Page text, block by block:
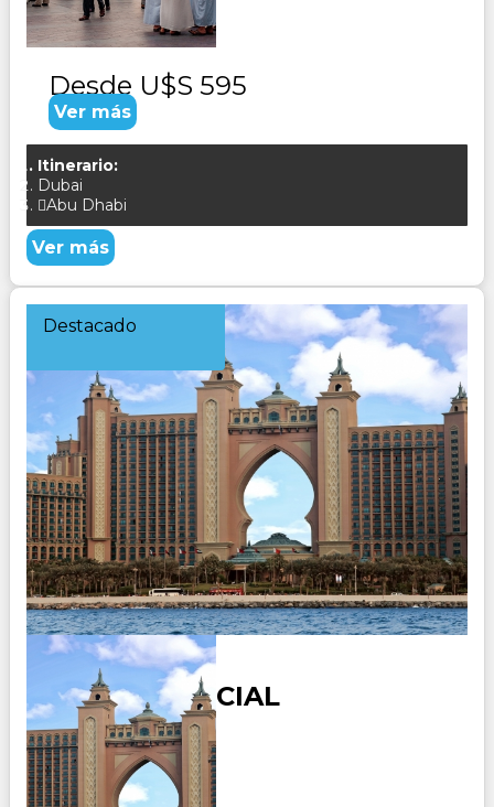
Desde U$S 595
Ver más
Itinerario:
Dubai
Abu Dhabi
Ver más
Destacado
DUBAI ESENCIAL
Duración:
4
Días 3 Noches